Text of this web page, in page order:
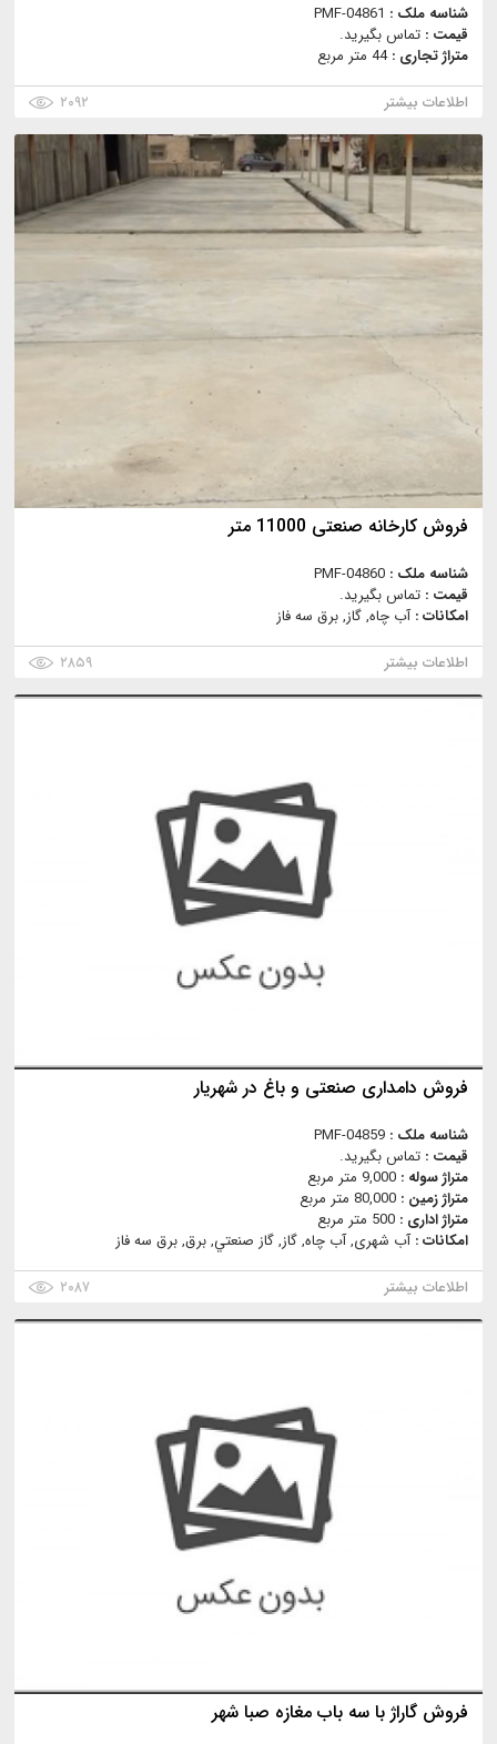
شناسه ملک : PMF-04861
قیمت : تماس بگیرید.
متراژ تجاری :44 متر مربع
اطلاعات بیشتر
۲۰۹۲
فروش کارخانه صنعتی 11000 متر
شناسه ملک : PMF-04860
قیمت : تماس بگیرید.
امکانات :آب چاه, گاز, برق سه فاز
اطلاعات بیشتر
۲۸۵۹
فروش دامداری صنعتی و باغ در شهریار
شناسه ملک : PMF-04859
قیمت : تماس بگیرید.
متراژ سوله : 9,000 متر مربع
متراژ زمین : 80,000 متر مربع
متراژ اداری : 500 متر مربع
امکانات :آب شهری, آب چاه, گاز, گاز صنعتي, برق, برق سه فاز
اطلاعات بیشتر
۲۰۸۷
فروش گاراژ با سه باب مغازه صبا شهر